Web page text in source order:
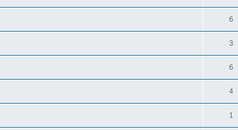
6
3
6
4
1